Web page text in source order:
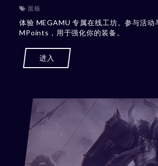
面板
体验 MEGAMU 专属在线工坊。参与活动
MPoints，用于强化你的装备。
进入